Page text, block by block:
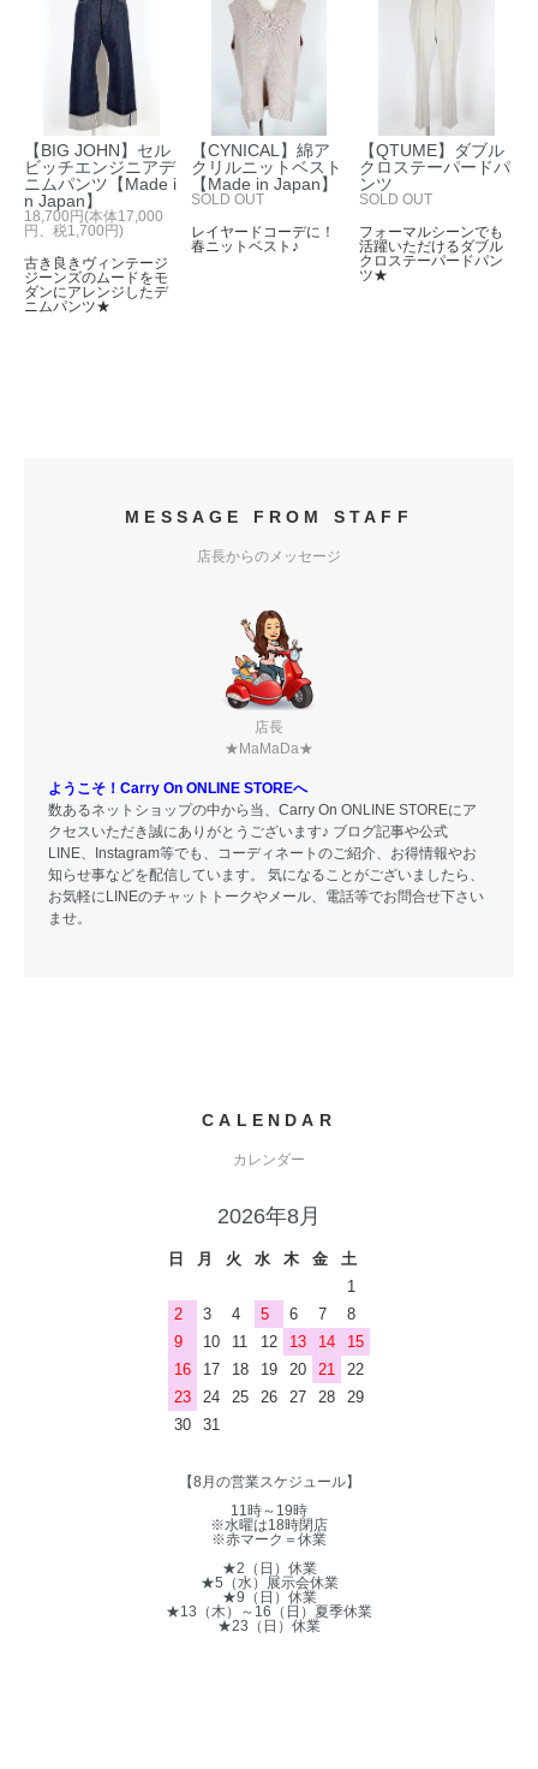
【BIG JOHN】セル
ビッチエンジニアデ
ニムパンツ【Made i
n Japan】
18,700円(本体17,000
円、税1,700円)
古き良きヴィンテージ
ジーンズのムードをモ
ダンにアレンジしたデ
ニムパンツ★
【CYNICAL】綿ア
クリルニットベスト
【Made in Japan】
SOLD OUT
レイヤードコーデに！
春ニットベスト♪
【QTUME】ダブル
クロステーパードパ
ンツ
SOLD OUT
フォーマルシーンでも
活躍いただけるダブル
クロステーパードパン
ツ★
MESSAGE FROM STAFF
店長からのメッセージ
店長
★MaMaDa★
ようこそ！Carry On ONLINE STOREへ
数あるネットショップの中から当、Carry On ONLINE STOREにア
クセスいただき誠にありがとうございます♪ ブログ記事や公式
LINE、Instagram等でも、コーディネートのご紹介、お得情報やお
知らせ事などを配信しています。 気になることがございましたら、
お気軽にLINEのチャットトークやメール、電話等でお問合せ下さい
ませ。
CALENDAR
カレンダー
2026年8月
日 月 火 水 木 金
土
1
2
3 4 5 6 7
8
9
10 11 12 13 14
15
16
17 18 19 20 21
22
23
24 25 26 27 28
29
30
31
【8月の営業スケジュール】
11時～19時
※水曜は18時閉店
※赤マーク＝休業
★2（日）休業
★5（水）展示会休業
★9（日）休業
★13（木）～16（日）夏季休業
★23（日）休業